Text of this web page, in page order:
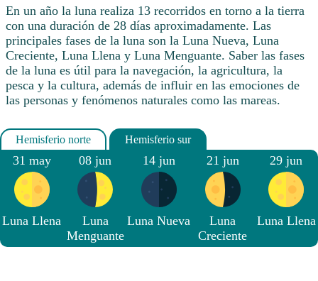
En un año la luna realiza 13 recorridos en torno a la tierra
con una duración de 28 días aproximadamente. Las
principales fases de la luna son la Luna Nueva, Luna
Creciente, Luna Llena y Luna Menguante. Saber las fases
de la luna es útil para la navegación, la agricultura, la
pesca y la cultura, además de influir en las emociones de
las personas y fenómenos naturales como las mareas.
31 may
Luna Llena
08 jun
Luna
Menguante
14 jun
Luna Nueva
21 jun
Luna
Creciente
29 jun
Luna Llena